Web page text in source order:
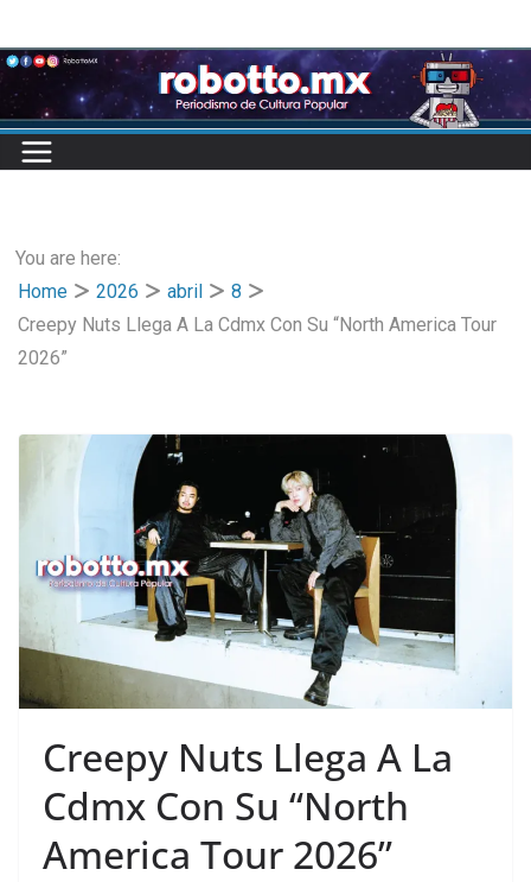
to
content
You are here:
Home
2026 abril
8
Creepy Nuts Llega A La Cdmx Con Su “North America Tour
2026”
Creepy Nuts Llega A La
Cdmx Con Su “North
America Tour 2026”